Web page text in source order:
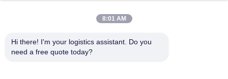
Hãy chọn chúng tôi và bạn sẽ không bao giờ quên
8:01 AM
Hi there! I'm your logistics assistant. Do you
need a free quote today?